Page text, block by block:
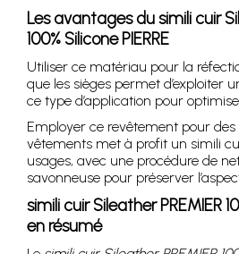
Les avantages du simili cuir
100% Silicone PIERRE
Utiliser ce matériau pour la
que les sièges permet d’exploiter
ce type d’application pour
Employer ce revêtement pour
vêtements met à profit un simili
usages, avec une procédure de
savonneuse pour préserver
simili cuir Sileather PREMIER
en résumé